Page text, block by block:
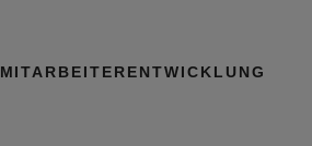
MITARBEITERENTWICKLUNG